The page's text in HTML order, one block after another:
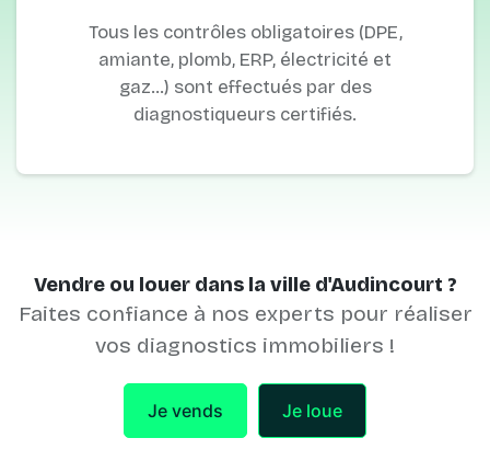
Tous les contrôles obligatoires (DPE,
amiante, plomb, ERP, électricité et
gaz…) sont effectués par des
diagnostiqueurs certifiés.
Vendre ou louer dans la ville d'Audincourt ?
Faites confiance à nos experts pour réaliser
vos diagnostics immobiliers !
Je vends Je loue